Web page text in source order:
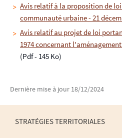
Avis relatif à la proposition de
communauté urbaine - 21
Avis relatif au projet de loi
1974 concernant
(Pdf - 145 Ko)
Dernière mise à jour 18/12/2024
STRATÉGIES TERRITORIALES